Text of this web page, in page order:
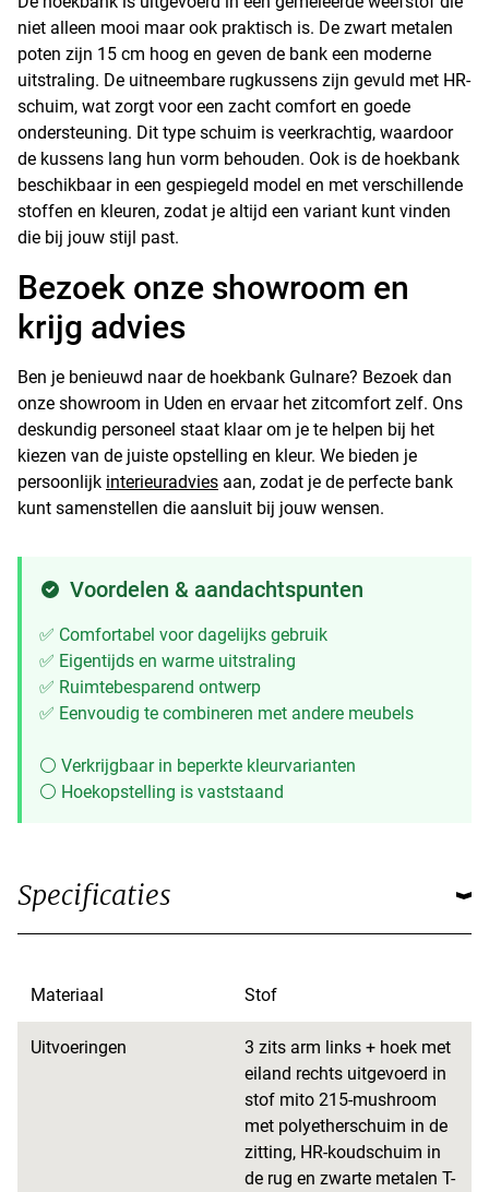
niet alleen mooi maar ook praktisch is. De zwart metalen
poten zijn 15 cm hoog en geven de bank een moderne
uitstraling. De uitneembare rugkussens zijn gevuld met HR-
schuim, wat zorgt voor een zacht comfort en goede
ondersteuning. Dit type schuim is veerkrachtig, waardoor
de kussens lang hun vorm behouden. Ook is de hoekbank
beschikbaar in een gespiegeld model en met verschillende
stoffen en kleuren, zodat je altijd een variant kunt vinden
die bij jouw stijl past.
Bezoek onze showroom en
krijg advies
Ben je benieuwd naar de hoekbank Gulnare? Bezoek dan
onze showroom in Uden en ervaar het zitcomfort zelf. Ons
deskundig personeel staat klaar om je te helpen bij het
kiezen van de juiste opstelling en kleur. We bieden je
persoonlijk interieuradvies aan, zodat je de perfecte bank
kunt samenstellen die aansluit bij jouw wensen.
Voordelen & aandachtspunten
✅ Comfortabel voor dagelijks gebruik
✅ Eigentijds en warme uitstraling
✅ Ruimtebesparend ontwerp
✅ Eenvoudig te combineren met andere meubels
⚪ Verkrijgbaar in beperkte kleurvarianten
⚪ Hoekopstelling is vaststaand
Specificaties
Materiaal Stof
Uitvoeringen
3 zits arm links + hoek met
eiland rechts uitgevoerd in
stof mito 215-mushroom
met polyetherschuim in de
zitting, HR-koudschuim in
de rug en zwarte metalen T-